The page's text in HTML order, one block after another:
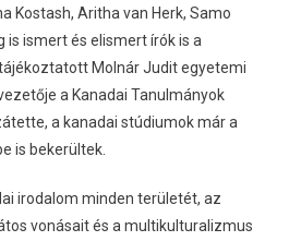
Kostash, Aritha van Herk, Samo
is ismert és elismert írók is a
Molnár Judit egyetemi
a Kanadai Tanulmányok
a kanadai stúdiumok már a
is bekerültek.
irodalom minden területét, az
vonásait és a multikulturalizmus